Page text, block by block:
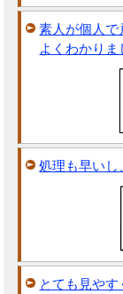
素人が個人で
よくわかりま
処理も早いし
とても見や